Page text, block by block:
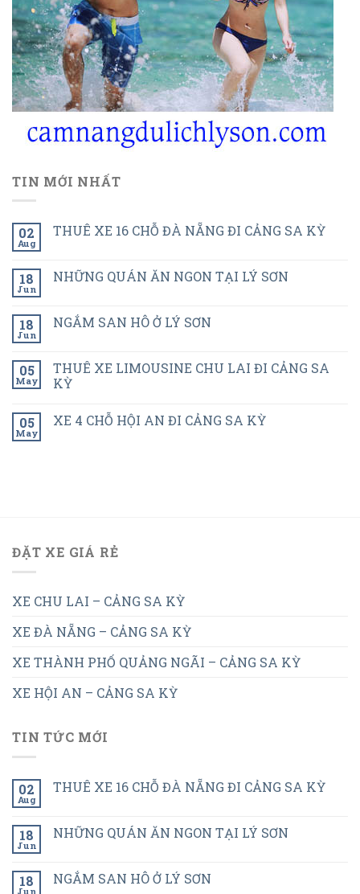
TIN MỚI NHẤT
02
Aug
THUÊ XE 16 CHỖ ĐÀ NẴNG ĐI CẢNG SA KỲ
18
Jun
NHỮNG QUÁN ĂN NGON TẠI LÝ SƠN
18
Jun
NGẮM SAN HÔ Ở LÝ SƠN
05
May
THUÊ XE LIMOUSINE CHU LAI ĐI CẢNG SA
KỲ
05
May
XE 4 CHỖ HỘI AN ĐI CẢNG SA KỲ
ĐẶT XE GIÁ RẺ
XE CHU LAI – CẢNG SA KỲ
XE ĐÀ NẴNG – CẢNG SA KỲ
XE THÀNH PHỐ QUẢNG NGÃI – CẢNG SA KỲ
XE HỘI AN – CẢNG SA KỲ
TIN TỨC MỚI
02
Aug
THUÊ XE 16 CHỖ ĐÀ NẴNG ĐI CẢNG SA KỲ
18
Jun
NHỮNG QUÁN ĂN NGON TẠI LÝ SƠN
18
Jun
NGẮM SAN HÔ Ở LÝ SƠN